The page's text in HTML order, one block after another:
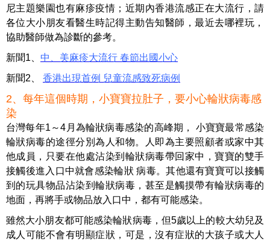
尼主題樂園也有麻疹疫情；近期內香港流感正在大流行，請
各位大小朋友看醫生時記得主動告知醫師，最近去哪裡玩，
協助醫師做為診斷的參考。
新聞1 中、美麻疹大流行 春節出國小心
新聞2 香港出現首例 兒童流感致死病例
2、每年這個時期，小寶寶拉肚子，要小心輪狀病毒感
染
台灣每年1～4月為輪狀病毒感染的高峰期 ， 小寶寶最常感染
輪狀病毒的途徑分別為人和物。人即為主要照顧者或家中其
他成員，只要在他處沾染到輪狀病毒帶回家中，寶寶的雙手
接觸後進入口中就會感染輪狀 病毒。其他還有寶寶可以接觸
到的玩具物品沾染到輪狀病毒，甚至是觸摸帶有輪狀病毒的
地面，再將手或物品放入口中，都有可能感染。
雖然大小朋友都可能感染輪狀病毒，但5歲以上的較大幼兒及
成人可能不會有明顯症狀，可是，沒有症狀的大孩子或大人